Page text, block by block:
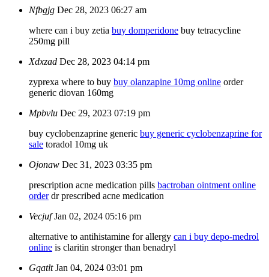
Nfbgjg Dec 28, 2023 06:27 am
where can i buy zetia buy domperidone buy tetracycline
250mg pill
Xdxzad Dec 28, 2023 04:14 pm
zyprexa where to buy buy olanzapine 10mg online order
generic diovan 160mg
Mpbvlu Dec 29, 2023 07:19 pm
buy cyclobenzaprine generic buy generic cyclobenzaprine for
sale toradol 10mg uk
Ojonaw Dec 31, 2023 03:35 pm
prescription acne medication pills bactroban ointment online
orderdr prescribed acne medication
Vecjuf Jan 02, 2024 05:16 pm
alternative to antihistamine for allergy can i buy depo-medrol
online is claritin stronger than benadryl
Gqatlt Jan 04, 2024 03:01 pm